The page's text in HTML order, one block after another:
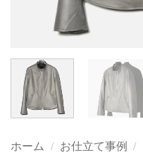
ホーム / お仕立て事例 /